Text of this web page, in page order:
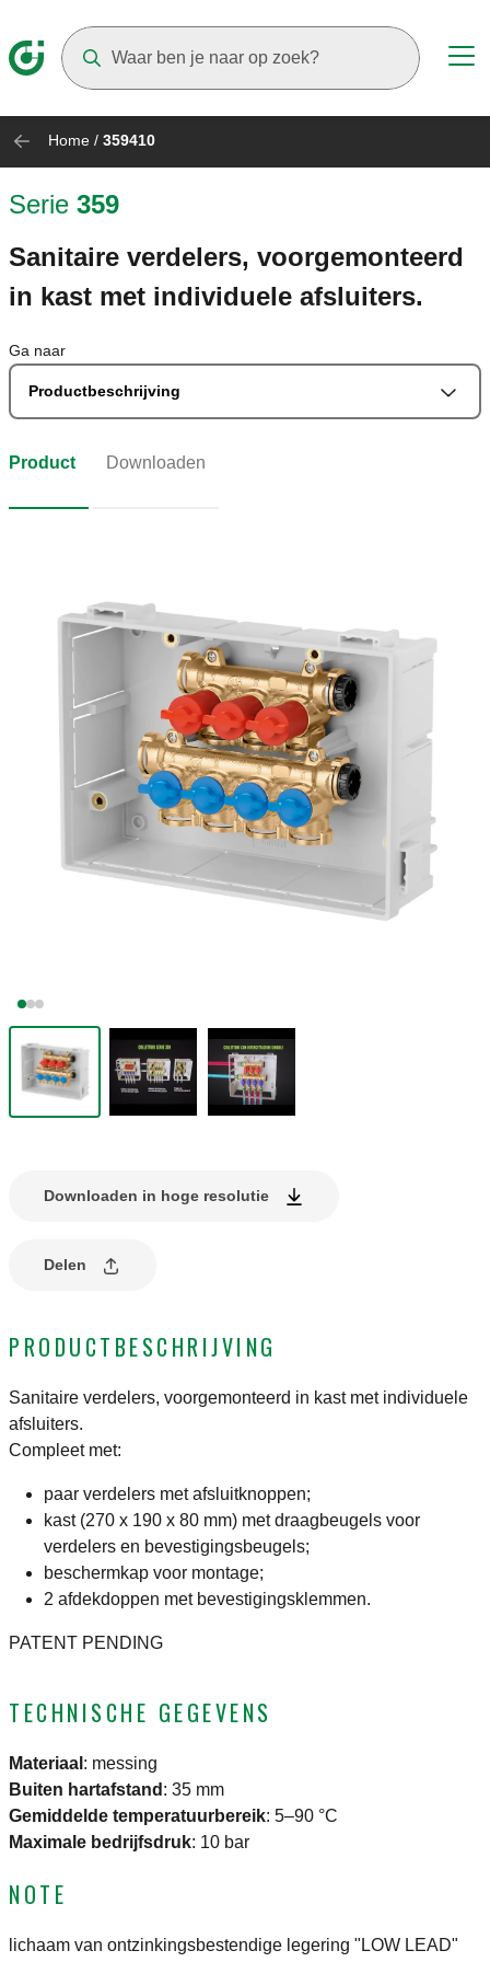
Home / 359410
Serie 359
Sanitaire verdelers, voorgemonteerd
in kast met individuele afsluiters.
Ga naar
Productbeschrijving
Product Downloaden
Downloaden in hoge resolutie
Delen
PRODUCTBESCHRIJVING
Sanitaire verdelers, voorgemonteerd in kast met individuele
afsluiters.
Compleet met:
paar verdelers met afsluitknoppen;
kast (270 x 190 x 80 mm) met draagbeugels voor
verdelers en bevestigingsbeugels;
beschermkap voor montage;
2 afdekdoppen met bevestigingsklemmen.
PATENT PENDING
TECHNISCHE GEGEVENS
Materiaal : messing
Buiten hartafstand : 35 mm
Gemiddelde temperatuurbereik: 5–90 °C
Maximale bedrijfsdruk: 10 bar
NOTE
lichaam van ontzinkingsbestendige legering "LOW LEAD"